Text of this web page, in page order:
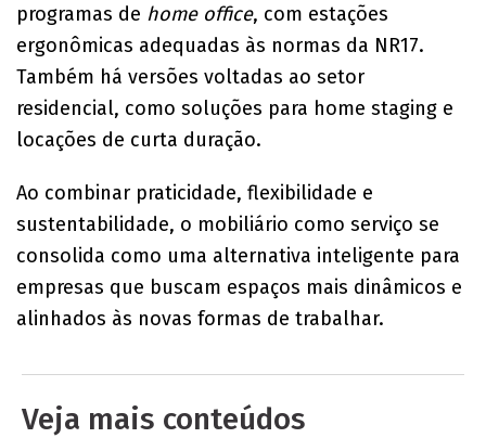
programas de home office, com estações
ergonômicas adequadas às normas da NR17.
Também há versões voltadas ao setor
residencial, como soluções para home staging e
locações de curta duração.
Ao combinar praticidade, flexibilidade e
sustentabilidade, o mobiliário como serviço se
consolida como uma alternativa inteligente para
empresas que buscam espaços mais dinâmicos e
alinhados às novas formas de trabalhar.
Veja mais conteúdos